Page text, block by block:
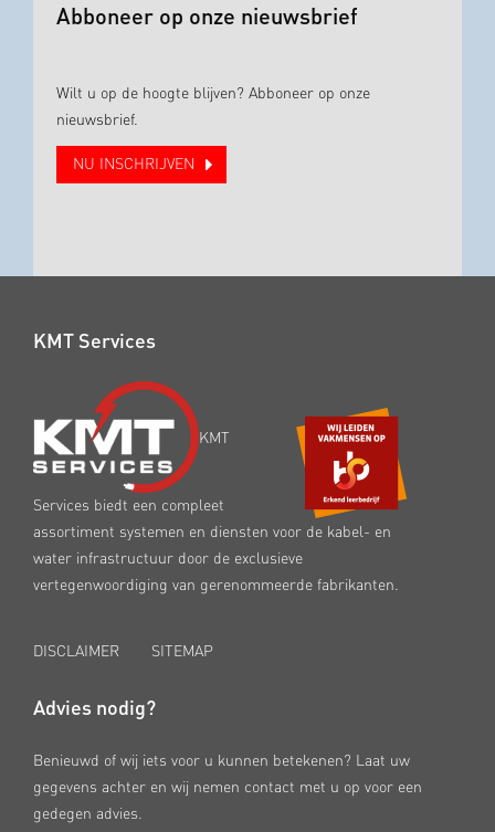
Abboneer op onze nieuwsbrief
Wilt u op de hoogte blijven? Abboneer op onze
nieuwsbrief.
NU INSCHRIJVEN
KMT Services
KMT
Services biedt een compleet
assortiment systemen en diensten voor de kabel- en
water infrastructuur door de exclusieve
vertegenwoordiging van gerenommeerde fabrikanten.
DISCLAIMER SITEMAP
Advies nodig?
Benieuwd of wij iets voor u kunnen betekenen? Laat uw
gegevens achter en wij nemen contact met u op voor een
gedegen advies.